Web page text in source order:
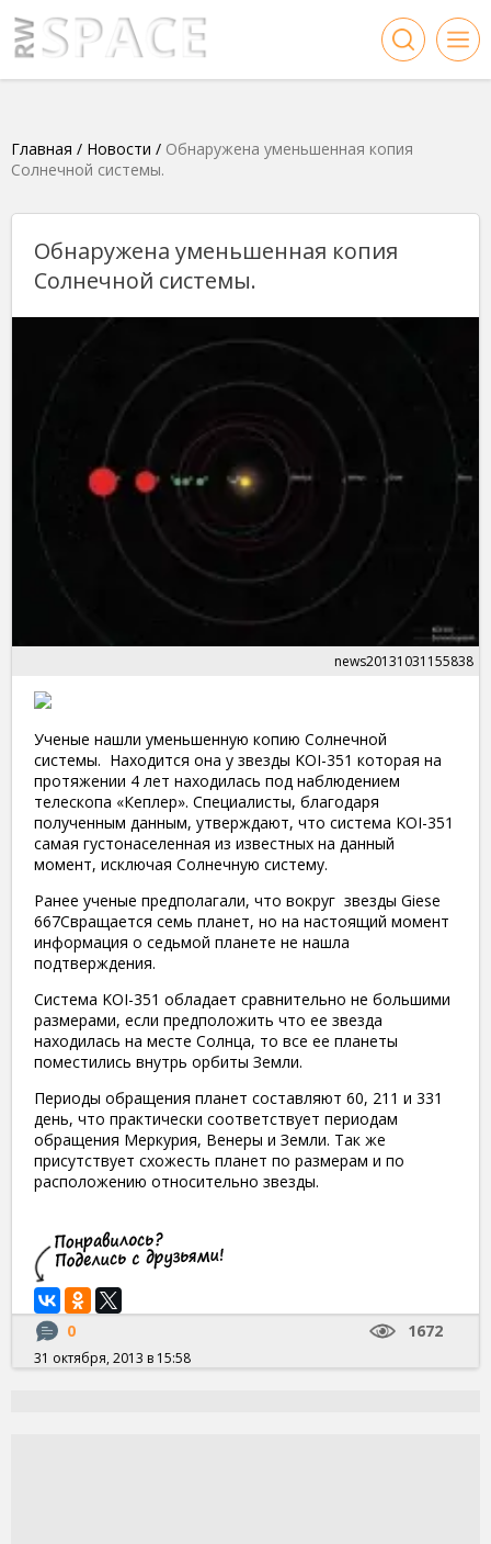
Главная / Новости / Обнаружена уменьшенная копия
Солнечной системы.
Обнаружена уменьшенная копия
Солнечной системы.
news20131031155838
Ученые нашли уменьшенную копию Солнечной
системы. Находится она у звезды KOI-351 которая на
протяжении 4 лет находилась под наблюдением
телескопа «Кеплер». Специалисты, благодаря
полученным данным, утверждают, что система KOI-351
самая густонаселенная из известных на данный
момент, исключая Солнечную систему.
Ранее ученые предполагали, что вокруг звезды Giese
667Cвращается семь планет, но на настоящий момент
информация о седьмой планете не нашла
подтверждения.
Система KOI-351 обладает сравнительно не большими
размерами, если предположить что ее звезда
находилась на месте Солнца, то все ее планеты
поместились внутрь орбиты Земли.
Периоды обращения планет составляют 60, 211 и 331
день, что практически соответствует периодам
обращения Меркурия, Венеры и Земли. Так же
присутствует схожесть планет по размерам и по
расположению относительно звезды.
0 1672
31 октября, 2013 в 15:58